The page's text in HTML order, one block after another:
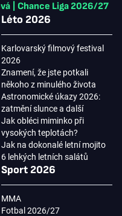
Chance Liga 2026/27
Léto 2026
Karlovarský filmový festival
2026
Znamení, že jste potkali
někoho z minulého života
Astronomické úkazy 2026:
zatmění slunce a další
Jak obléci miminko při
vysokých teplotách?
Jak na dokonalé letní mojito
6 lehkých letních salátů
Sport 2026
MMA
Fotbal 2026/27